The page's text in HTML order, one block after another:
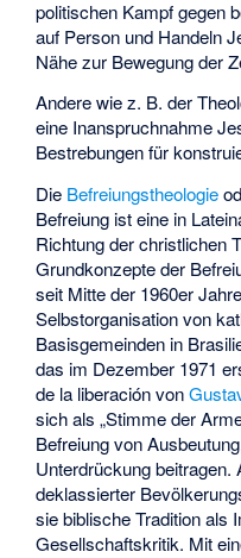
politischen Kampf gegen
auf Person und Handeln
Nähe zur Bewegung der
Andere wie z. B. der
eine Inanspruchnahme
Bestrebungen für
Die Befreiungstheologie
Befreiung ist eine in
Richtung der christlichen
Grundkonzepte der
seit Mitte der 1960er
Selbstorganisation von
Basisgemeinden in
das im Dezember 1971
de la liberación von
sich als „Stimme der
Befreiung von
Unterdrückung beitragen.
deklassierter
sie biblische Tradition als
Gesellschaftskritik. Mit